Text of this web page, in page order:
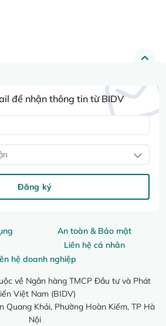
An toàn & Bảo mật
Liên hệ cá nhân
hệ doanh nghiệp
về Ngân hàng TMCP Đầu tư và Phát
Việt Nam (BIDV)
Quang Khải, Phường Hoàn Kiếm, TP Hà
Nội
để nhận thông tin từ BIDV
Đăng ký